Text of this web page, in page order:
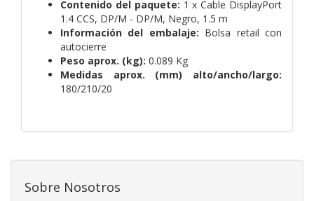
Contenido del paquete: 1 x Cable DisplayPort
1.4 CCS, DP/M - DP/M, Negro, 1.5 m
Información del embalaje: Bolsa retail con
autocierre
Peso aprox. (kg): 0.089 Kg
Medidas aprox. (mm) alto/ancho/largo:
180/210/20
Sobre Nosotros